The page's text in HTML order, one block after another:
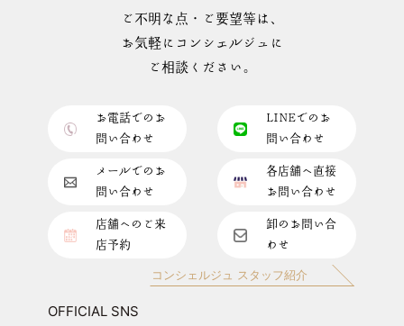
ご不明な点・ご要望等は、
お気軽にコンシェルジュに
ご相談ください。
お電話でのお
問い合わせ
LINEでのお
問い合わせ
メールでのお
問い合わせ
各店舗へ直接
お問い合わせ
店舗へのご来
店予約
卸のお問い合
わせ
コンシェルジュ スタッフ紹介
OFFICIAL SNS